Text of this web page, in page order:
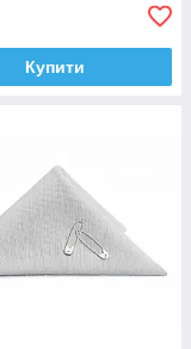
Купити